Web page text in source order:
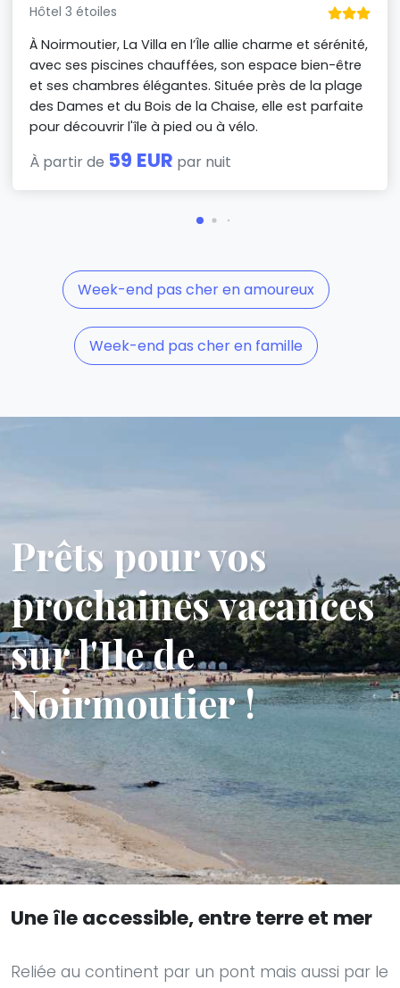
Hôtel 3 étoiles
À Noirmoutier, La Villa en l’Île allie charme et sérénité,
avec ses piscines chauffées, son espace bien-être
et ses chambres élégantes. Située près de la plage
des Dames et du Bois de la Chaise, elle est parfaite
pour découvrir l'île à pied ou à vélo.
À partir de 59 EUR par nuit
Week-end pas cher en amoureux
Week-end pas cher en famille
Prêts pour vos
prochaines vacances
sur l'Ile de
Noirmoutier !
Une île accessible, entre terre et mer
Reliée au continent par un pont mais aussi par le